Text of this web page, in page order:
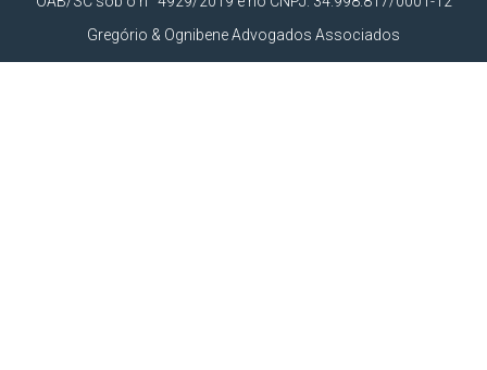
Gregório & Ognibene Advogados Associados